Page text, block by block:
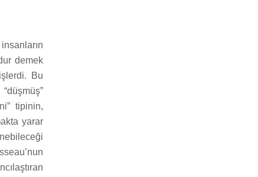
demek
Bu
tipinin,
yarar